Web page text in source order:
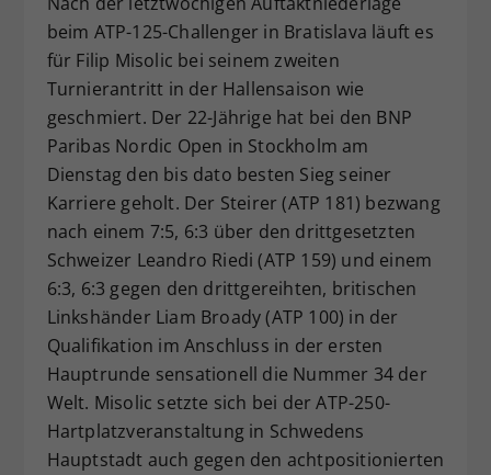
beim ATP-125-Challenger in Bratislava läuft es
für Filip Misolic bei seinem zweiten
Turnierantritt in der Hallensaison wie
geschmiert. Der 22-Jährige hat bei den BNP
Paribas Nordic Open in Stockholm am
Dienstag den bis dato besten Sieg seiner
Karriere geholt. Der Steirer (ATP 181) bezwang
nach einem 7:5, 6:3 über den drittgesetzten
Schweizer Leandro Riedi (ATP 159) und einem
6:3, 6:3 gegen den drittgereihten, britischen
Linkshänder Liam Broady (ATP 100) in der
Qualifikation im Anschluss in der ersten
Hauptrunde sensationell die Nummer 34 der
Welt. Misolic setzte sich bei der ATP-250-
Hartplatzveranstaltung in Schwedens
Hauptstadt auch gegen den achtpositionierten
Zweck
Dieser Wert speichert Ihre Consent-
Einstellungen. Unter anderem eine
historische Speicherung Ihrer
vorgenommen Einstellungen, falls der
Webseiten-Betreiber dies eingestellt
hat.